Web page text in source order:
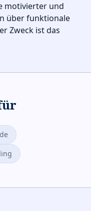
motivierter und
über funktionale
Zweck ist das